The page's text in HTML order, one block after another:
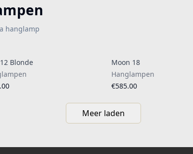
hanglamp
Blonde
Moon 18
Hanglampen
€585.00
Meer laden